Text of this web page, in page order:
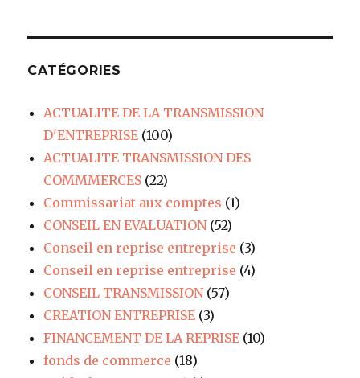
CATÉGORIES
ACTUALITE DE LA TRANSMISSION
D'ENTREPRISE (100)
ACTUALITE TRANSMISSION DES
COMMMERCES (22)
Commissariat aux comptes (1)
CONSEIL EN EVALUATION(52)
Conseil en reprise entreprise (3)
Conseil en reprise entreprise (4)
CONSEIL TRANSMISSION(57)
CREATION ENTREPRISE (3)
FINANCEMENT DE LA REPRISE (10)
fonds de commerce (18)